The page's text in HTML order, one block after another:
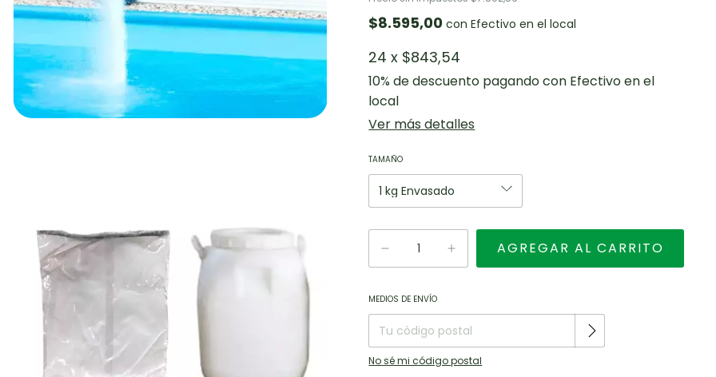
$8.595,00con Efectivo en el local
24 x $843,54
10% de descuento pagando con Efectivo en el
local
Ver más detalles
TAMAÑO
Entregas para el CP:
MEDIOS DE ENVÍO
No sé mi código postal